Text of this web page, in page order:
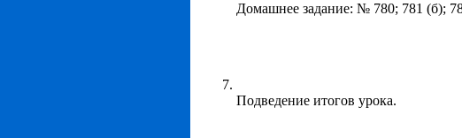
Домашнее задание: № 780; 781 (б);
Подведение итогов урока.